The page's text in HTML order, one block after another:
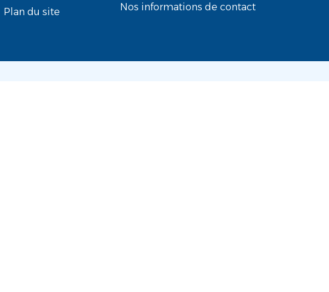
Plan du site
Nos informations de contact